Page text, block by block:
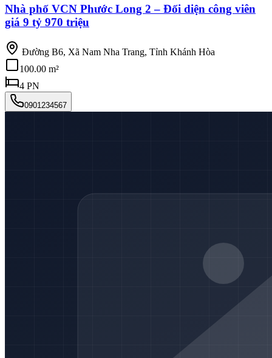
Nhà phố VCN Phước Long 2 – Đối diện công viên
giá 9 tỷ 970 triệu
Đường B6, Xã Nam Nha Trang, Tỉnh Khánh Hòa
100.00 m²
4 PN
0901234567